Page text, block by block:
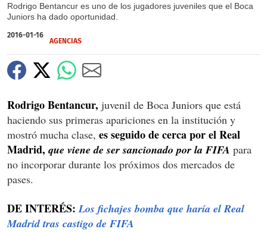
Rodrigo Bentancur es uno de los jugadores juveniles que el Boca
Juniors ha dado oportunidad.
2016-01-16
AGENCIAS
Rodrigo Bentancur, juvenil de Boca Juniors que está
haciendo sus primeras apariciones en la institución y
mostró mucha clase, es seguido de cerca por el Real
Madrid, que viene de ser sancionado por la FIFA para
no incorporar durante los próximos dos mercados de
pases.
DE INTERÉS:Los fichajes bomba que haría el Real
Madrid tras castigo de FIFA